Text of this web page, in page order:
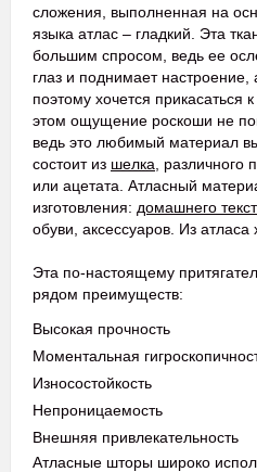
сложения, выполненная на
языка атлас – гладкий. Эта
большим спросом, ведь ее
глаз и поднимает настроение,
поэтому хочется прикасаться
этом ощущение роскоши не
ведь это любимый материал
состоит из шелка , различного
или ацетата. Атласный
изготовления: домашнего
обуви, аксессуаров. Из атласа
Эта по-настоящему
рядом преимуществ:
Высокая прочность
Моментальная
Износостойкость
Непроницаемость
Внешняя привлекательность
Атласные шторы широко